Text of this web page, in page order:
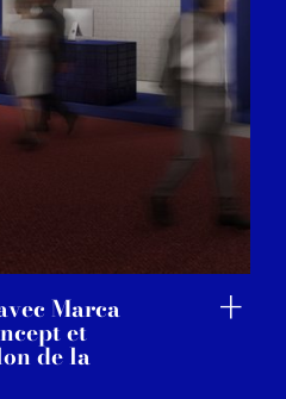
Marca
et
de la